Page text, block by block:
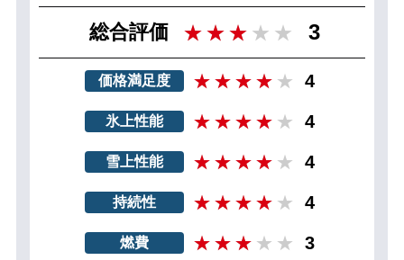
総合評価 3
価格満足度 4
氷上性能 4
雪上性能 4
持続性 4
燃費 3